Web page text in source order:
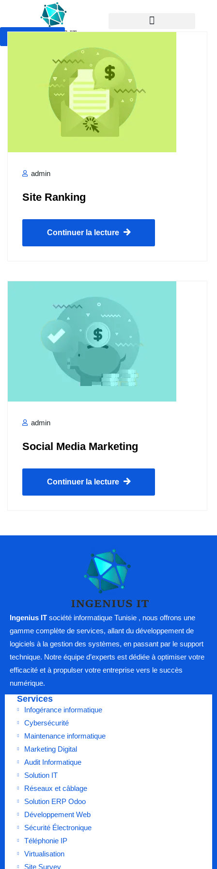
admin
Site Ranking
Continuer la lecture
admin
Social Media Marketing
Continuer la lecture
Ingenius IT société informatique Tunisie , nous offrons une
gamme complète de services, allant du développement de
logiciels à la gestion des systèmes, en passant par le support
technique. Notre équipe d’experts est dédiée à optimiser votre
efficacité et à propulser votre entreprise vers le succès
numérique.
Services
Infogérance informatique
Cybersécurité
Maintenance informatique
Marketing Digital
Audit Informatique
Solution IT
Réseaux et câblage
Solution ERP Odoo
Développement Web
Sécurité Électronique
Téléphonie IP
Virtualisation
Site Survey